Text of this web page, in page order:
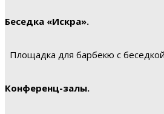
Беседка «Искра».
Площадка для барбекю с
Конференц-залы.